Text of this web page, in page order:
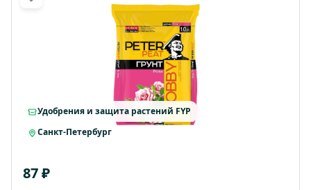
Удобрения и защита растений FYP
Санкт-Петербург
87 ₽